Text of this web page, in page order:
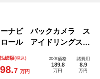
ナビ バックカメラ ス
ール アイドリングスト
ム Ｂｌｕｅｔｏｏｔｈ
装置 衝突安全ボディ
総額(税込)
7 万円
本体価格
189.8
万円
諸費用
8.9
万円